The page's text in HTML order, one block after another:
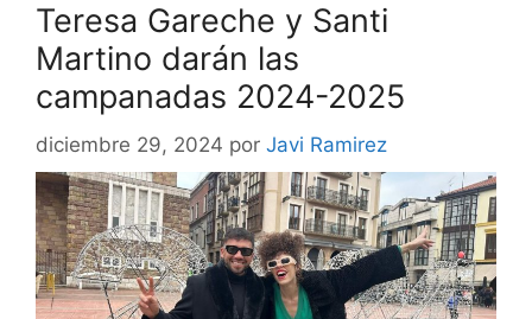
Teresa Gareche y Santi
Martino darán las
campanadas 2024-2025
diciembre 29, 2024 por Javi Ramirez